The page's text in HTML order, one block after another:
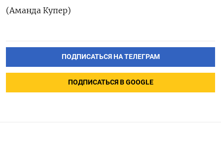
(Аманда Купер)
ПОДПИСАТЬСЯ НА ТЕЛЕГРАМ
ПОДПИСАТЬСЯ В GOOGLE